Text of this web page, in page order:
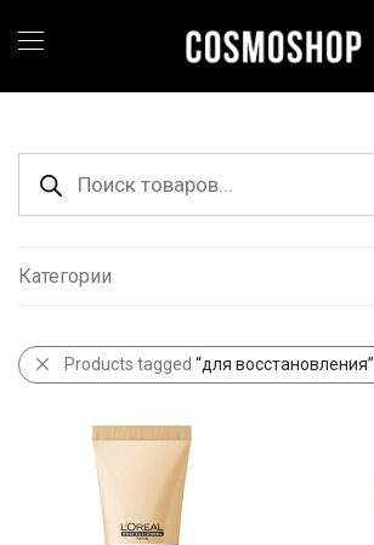
Поиск
товаров
Категории
Все
Уход за волосами
Краска и Океслители
Уход и стайлинг
Другие товары
Products tagged “для восстановления”